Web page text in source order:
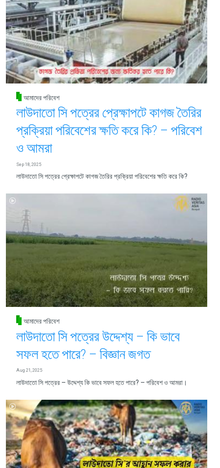
আমাদের পরিবেশ
লাউদাতো সি পত্রের প্রেক্ষাপটে কাগজ তৈরির
প্রক্রিয়া পরিবেশের ক্ষতি করে কি? – পরিবেশ
ও আমরা
Sep 18, 2025
লাউদাতো সি পত্রের প্রেক্ষাপটে কাগজ তৈরির প্রক্রিয়া পরিবেশের ক্ষতি করে কি?
আমাদের পরিবেশ
লাউদাতো সি পত্রের উদ্দেশ্য – কি ভাবে
সফল হতে পারে? – বিজ্ঞান জগত
Aug 21, 2025
লাউদাতো সি পত্রের – উদ্দেশ্য কি ভাবে সফল হতে পারে? – পরিবেশ ও আমরা।